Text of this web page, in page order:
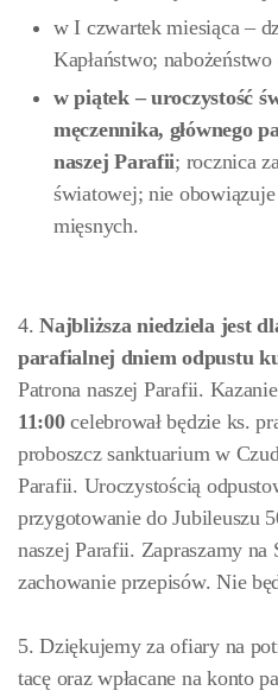
w I czwartek miesiąca –
Kapłaństwo; nabożeństwo
w piątek – uroczystość
męczennika, głównego
naszej Parafii; rocznica
światowej; nie
mięsnych.
4.Najbliższa niedziela jest
parafialnej dniem odpustu
Patrona naszej Parafii.
11:00celebrował będzie ks.
proboszcz sanktuarium w
Parafii. Uroczystością
przygotowanie do Jubileuszu
naszej Parafii. Zapraszamy na
zachowanie przepisów. Nie
5. Dziękujemy za ofiary na
tacę oraz wpłacane na konto